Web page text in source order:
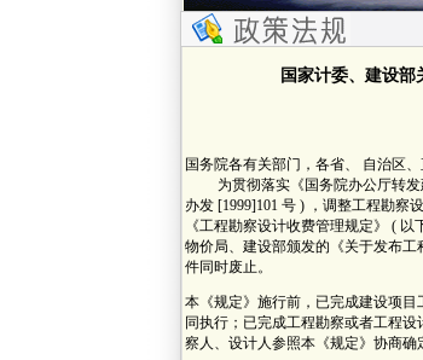
国家计委、建设部
国务院各有关部门，各省、 自治区
为贯彻落实《国务院办公厅转发
办发 [1999]101 号 ) ，调整工程勘察
《工程勘察设计收费管理规定》 (
物价局、建设部颁发的《关于发布工
件同时废止。
本《规定》施行前，已完成建设项
同执行；已完成工程勘察或者工程
察人、设计人参照本《规定》协商